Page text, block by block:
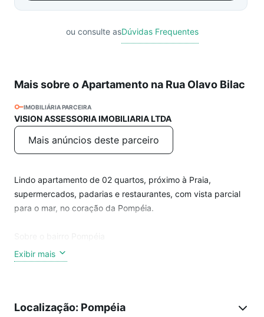
ou consulte asDúvidas Frequentes
Mais sobre o Apartamento na Rua Olavo Bilac
IMOBILIÁRIA PARCEIRA
VISION ASSESSORIA IMOBILIARIA LTDA
Mais anúncios deste parceiro
Lindo apartamento de 02 quartos, próximo à Praia,
supermercados, padarias e restaurantes, com vista parcial
para o mar, no coração da Pompéia.
O bairro Pompéia em Santos é uma região residencial muito
buscada para compra e aluguel de apartamentos,
supermercados e serviços essenciais, Pompéia atrai famílias
Exibir mais
Localização: Pompéia